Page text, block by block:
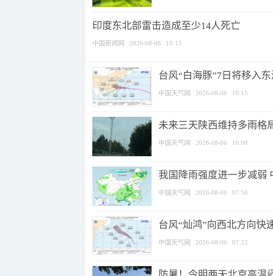
印度东北部雷击造成至少14人死亡
中国新闻网 2026-08-06 10:15
台风“白海豚”7日将移入
中国天气网 2026-08-06 10:15
未来三天陕西维持多雨格
中国天气网 2026-08-06 10:09
我国降雨强度进一步减弱
中国天气网 2026-08-06 07:50
台风“灿鸿”向西北方向快
中国天气网 2026-08-06 07:22